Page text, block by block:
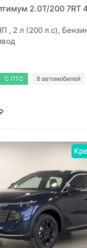
2.0T/200 7RT
, 2 л (200 л.с),
С ПТС 8 автомобилей